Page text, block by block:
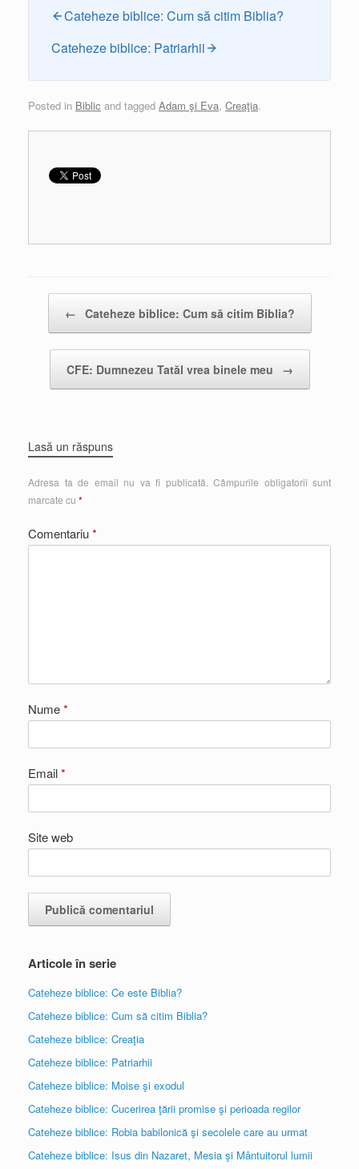
Cateheze biblice: Cum să citim Biblia?
Cateheze biblice: Patriarhii
Posted in Biblic and tagged Adam şi Eva, Creaţia.
← Cateheze biblice: Cum să citim Biblia?
CFE: Dumnezeu Tatăl vrea binele meu →
Lasă un răspuns
Adresa ta de email nu va fi publicată. Câmpurile obligatorii sunt
marcate cu *
Comentariu*
Nume*
Email*
Site web
Articole în serie
Cateheze biblice: Ce este Biblia?
Cateheze biblice: Cum să citim Biblia?
Cateheze biblice: Creaţia
Cateheze biblice: Patriarhii
Cateheze biblice: Moise şi exodul
Cateheze biblice: Cucerirea ţării promise şi perioada regilor
Cateheze biblice: Robia babilonică şi secolele care au urmat
Cateheze biblice: Isus din Nazaret, Mesia şi Mântuitorul lumii